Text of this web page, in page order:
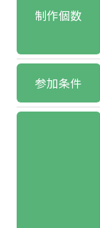
制作個数
参加条件